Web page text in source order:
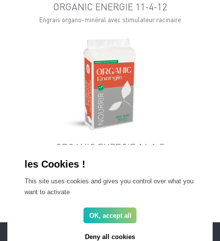
ORGANIC ENERGIE 11-4-12
Engrais organo-minéral avec stimulateur racinaire
ORGANIC ENERGIE 16-1-5
Engrais organo-minéral avec stimulateur racinaire
ESPACE PRO
This site uses cookies and gives you control over what you
want to activate
OK, accept all
Deny all cookies